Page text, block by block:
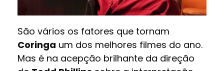
São vários os fatores que tornam
Coringa um dos melhores filmes do ano.
Mas é na acepção brilhante da direção